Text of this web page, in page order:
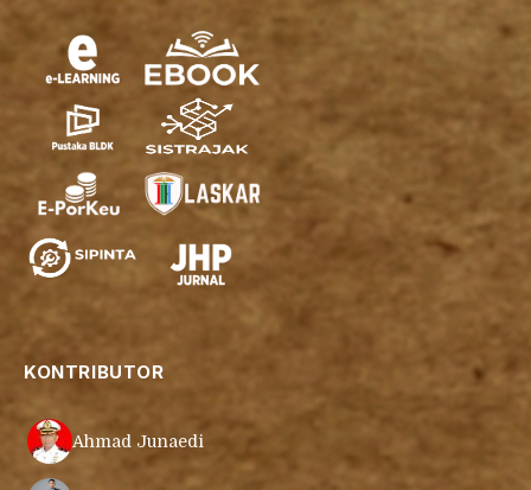
KONTRIBUTOR
Ahmad Junaedi